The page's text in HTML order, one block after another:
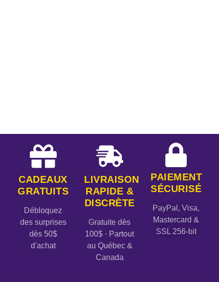
CADEAUX
GRATUITS
Débloquez
des surprises
dès 50$
d'achat
LIVRAISON
RAPIDE &
DISCRÈTE
Gratuite dès
100$ · Partout
au Québec &
Canada
PAIEMENT
SÉCURISÉ
PayPal, Visa,
Mastercard &
SSL 256-bit